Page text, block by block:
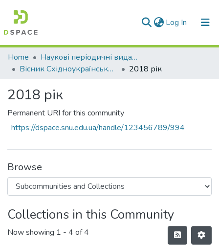
Log In (current)
Communities & Collections
All of DSpace
Statistics
Home
Наукові періодичні видання СНУ ім. В. Даля
Вісник Східноукраїнського національного університету імені В. Даля
2018 рік
2018 рік
Permanent URI for this community
https://dspace.snu.edu.ua/handle/123456789/994
Browse
Collections in this Community
Now showing 1 - 4 of 4